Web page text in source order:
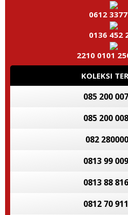
0612
0136 452
2210 0101
KOLEKSI
085 200
085 200
082
0813 99
0813 88
0812 70